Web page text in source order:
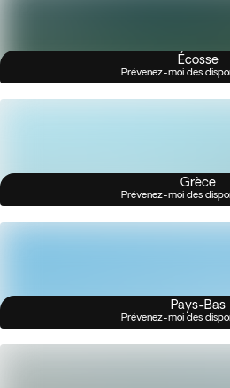
Écosse
Prévenez-moi des
Grèce
Prévenez-moi des
Pays-Bas
Prévenez-moi des